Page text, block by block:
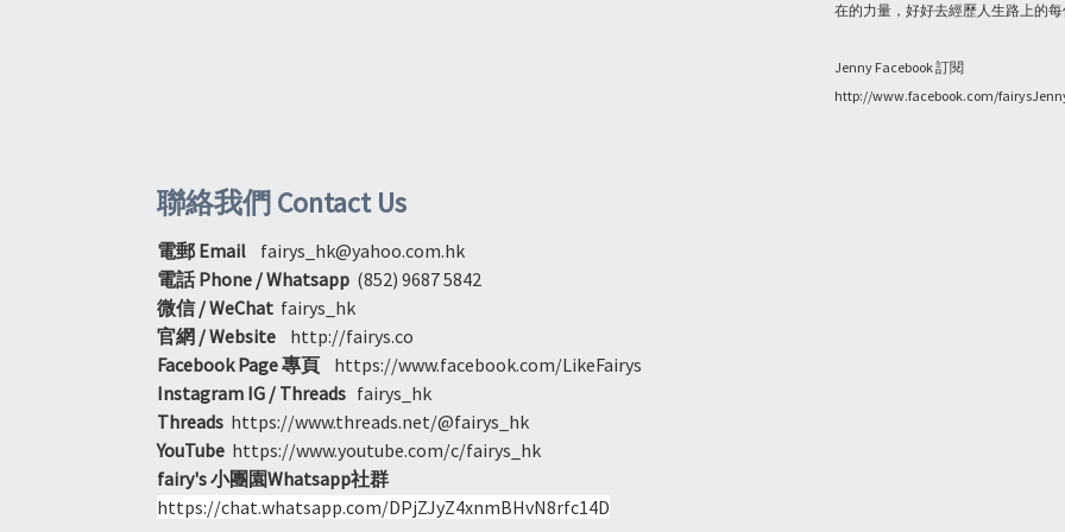
在的力量，好好去經歷人生路上的每
Jenny Facebook 訂閱
http://www.facebook.com/
聯絡我們 Contact Us
電郵 Email fairys_hk@yahoo.com.hk
電話 Phone / Whatsapp (852) 9687 5842
微信 / WeChat fairys_hk
官網 / Website
http://fairys.co
Facebook Page 專頁
https://www.facebook.com/LikeFairys
Instagram IG / Threads fairys_hk
Threads https://www.threads.net/@fairys_hk
YouTube https://www.youtube.com/c/fairys_hk
fairy's 小團園Whatsapp社群
https://chat.whatsapp.com/DPjZJyZ4xnmBHvN8rfc14D